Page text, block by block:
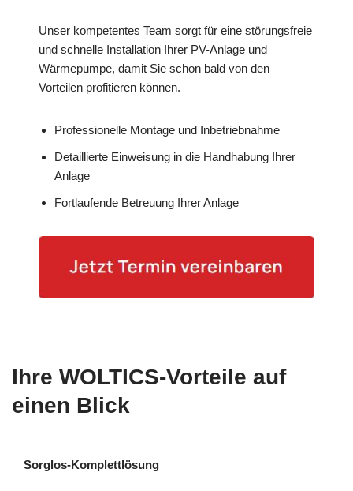
Unser kompetentes Team sorgt für eine störungsfreie
und schnelle Installation Ihrer PV-Anlage und
Wärmepumpe, damit Sie schon bald von den
Vorteilen profitieren können.
Professionelle Montage und Inbetriebnahme
Detaillierte Einweisung in die Handhabung Ihrer
Anlage
Fortlaufende Betreuung Ihrer Anlage
Ihre WOLTICS-Vorteile auf
einen Blick
Sorglos-Komplettlösung